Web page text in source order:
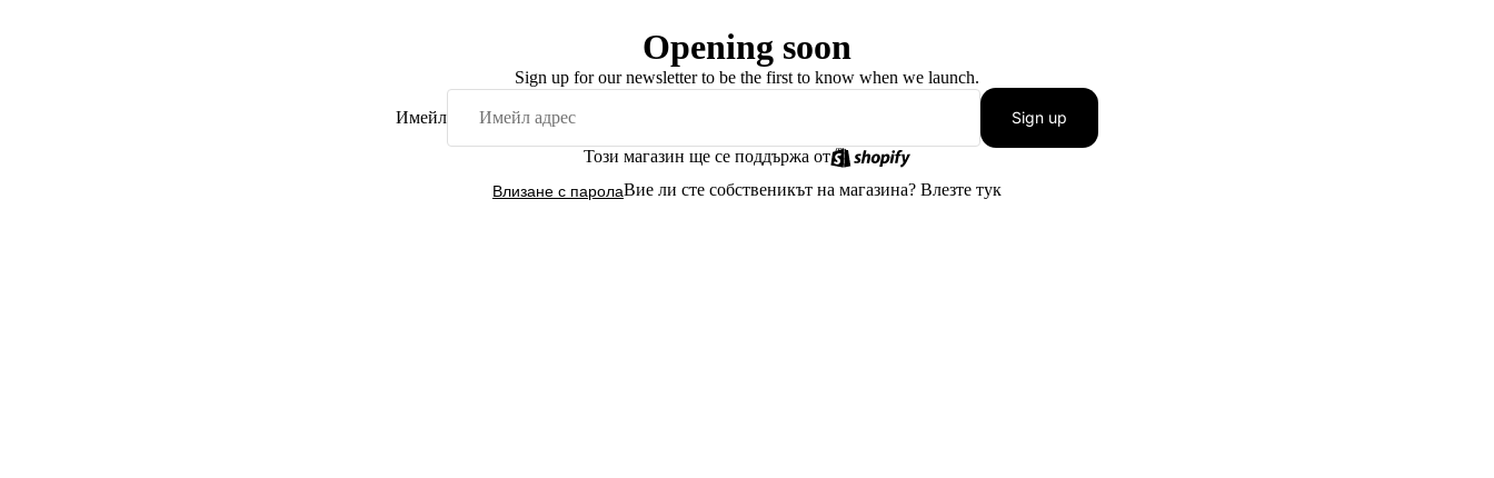
Opening soon
Sign up for our newsletter to be the first to know when we launch.
Имейл Sign up
Този магазин ще се поддържа от
Влизане с паролаВие ли сте собственикът на магазина? Влезте тук